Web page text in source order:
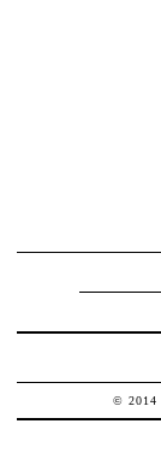
© 2014